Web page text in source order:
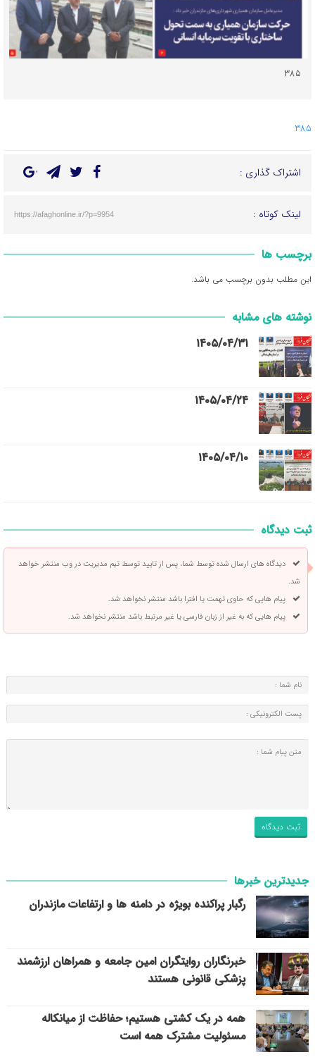
۳۸۵
385
اشتراک گذاری :
لینک کوتاه : https://afaghonline.ir/?p=9954
برچسب ها
این مطلب بدون برچسب می باشد.
نوشته های مشابه
۱۴۰۵/۰۴/۳۱
۱۴۰۵/۰۴/۲۴
۱۴۰۵/۰۴/۱۰
ثبت دیدگاه
دیدگاه های ارسال شده توسط شما، پس از تایید توسط تیم مدیریت در وب منتشر خواهد
شد.
پیام هایی که حاوی تهمت یا افترا باشد منتشر نخواهد شد.
پیام هایی که به غیر از زبان فارسی یا غیر مرتبط باشد منتشر نخواهد شد.
جدیدترین خبرها
رگبار پراکنده بویژه در دامنه ها و ارتفاعات مازندران
خبرنگاران روایتگران امین جامعه و همراهان ارزشمند
پزشکی قانونی هستند
همه در یک کشتی هستیم؛ حفاظت از میانکاله
مسئولیت مشترک همه است